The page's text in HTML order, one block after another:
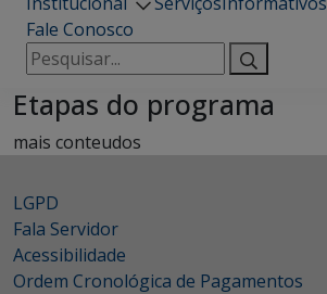
Fale Conosco
Pesquisar
por:
Etapas do programa
mais conteudos
LGPD
Fala Servidor
Acessibilidade
Ordem Cronológica de Pagamentos